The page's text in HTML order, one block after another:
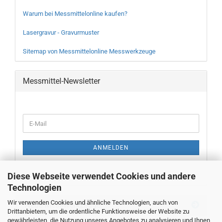
Diese Webseite verwendet Cookies und andere
Technologien
Wir verwenden Cookies und ähnliche Technologien, auch von
Drittanbietern, um die ordentliche Funktionsweise der Website zu
gewährleisten, die Nutzung unseres Angebotes zu analysieren und Ihnen
Warum bei Messmittelonline kaufen?
Lasergravur - Gravurmuster
Sitemap von Messmittelonline Messwerkzeuge
Messmittel-Newsletter
ZUR
E-
Mail
ANMELDEN
Neue Messwerkzeuge